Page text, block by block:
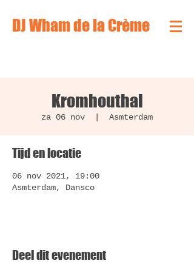
DJ Wham de la Crème
Kromhouthal
za 06 nov Asmterdam
Tijd en locatie
06 nov 2021, 19:00
Asmterdam, Dansco
Deel dit evenement